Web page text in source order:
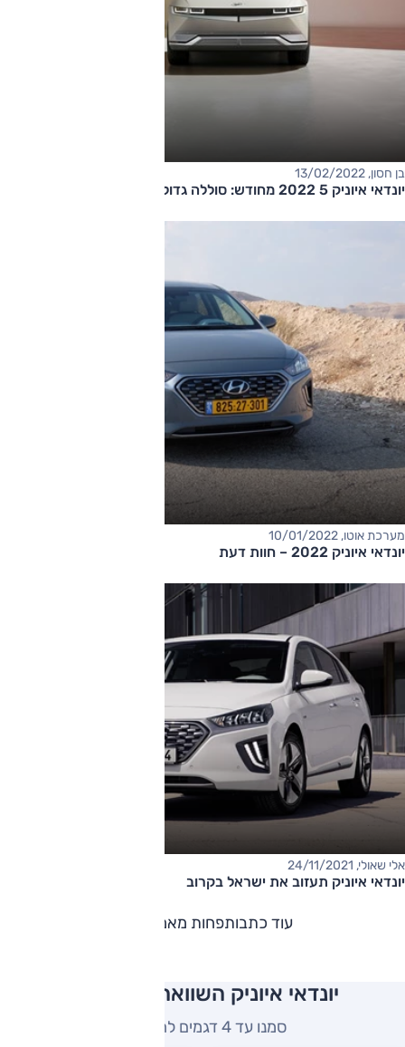
בן חסון, 13/02/2022
יונדאי איוניק 5 2022 מחודש: סוללה גדולה יותר ושורת שיפורים
מערכת אוטו, 10/01/2022
יונדאי איוניק 2022 – חוות דעת
אלי שאולי, 24/11/2021
יונדאי איוניק תעזוב את ישראל בקרוב
עוד כתבותפחות מאמרים
יונדאי איוניק השוואה למתחרים
סמנו עד 4 דגמים להשוואה